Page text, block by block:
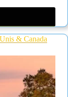
& Canada